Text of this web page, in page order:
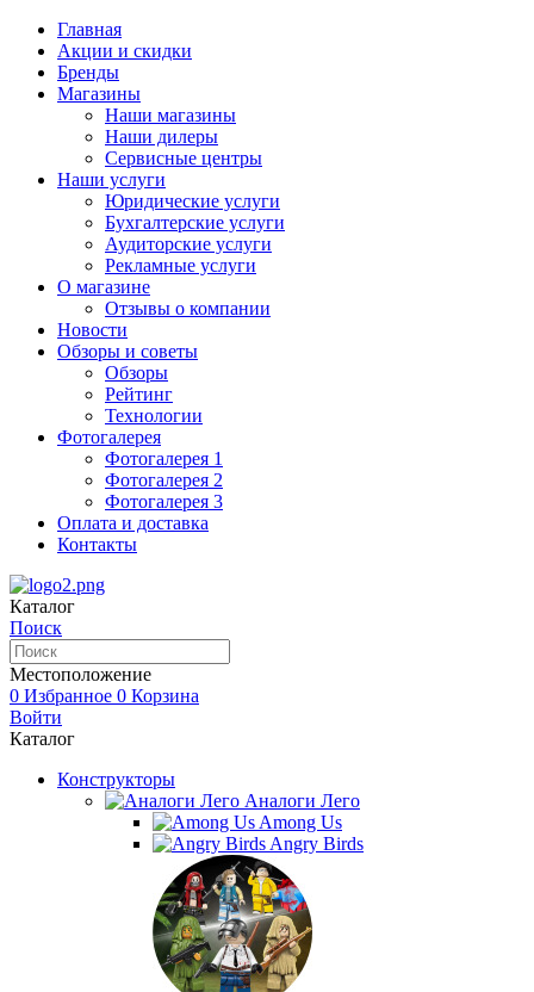
Главная
Акции и скидки
Бренды
Магазины
Наши магазины
Наши дилеры
Сервисные центры
Наши услуги
Юридические услуги
Бухгалтерские услуги
Аудиторские услуги
Рекламные услуги
О магазине
Отзывы о компании
Новости
Обзоры и советы
Обзоры
Рейтинг
Технологии
Фотогалерея
Фотогалерея 1
Фотогалерея 2
Фотогалерея 3
Оплата и доставка
Контакты
Каталог
Поиск
Местоположение
0 Избранное 0 Корзина
Войти
Каталог
Конструкторы
Аналоги Лего
Among Us
Angry Birds